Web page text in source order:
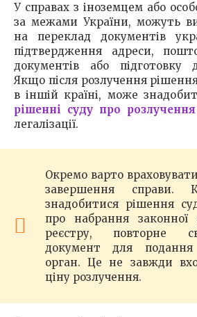
У справах з іноземцем або
за межами України, можуть
на переклад документів
підтвердження адреси,
документів або підготовку
Якщо після розлучення
в іншій країні, може
рішенні суду про розлучення
легалізації.
Окремо варто
завершення справи.
знадобитися рішення
про набрання
реєстру, повторне
документ для
орган. Це не завжди
ціну розлучення.